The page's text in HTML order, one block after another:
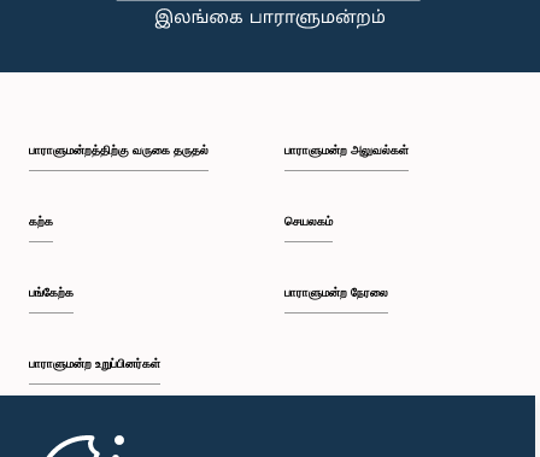
பாராளுமன்றத்திற்கு வருகை தருதல்
கற்க
பங்கேற்க
பாராளுமன்ற உறுப்பினர்கள்
முதற்பக்கம்
பாராளுமன்ற அலுவல்கள்
செயலகம்
பாராளுமன்ற நேரலை